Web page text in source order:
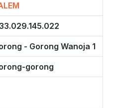
- Gorong Wanoja 1
gorong